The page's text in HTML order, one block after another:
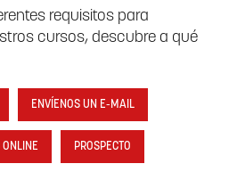
requisitos para
cursos, descubre a qué
ENVÍENOS UN E-MAIL
ONLINE PROSPECTO